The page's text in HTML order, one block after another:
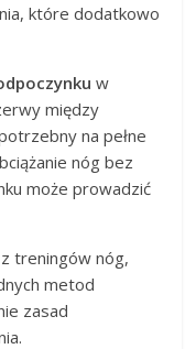
które dodatkowo
w
między
na pełne
nóg bez
może prowadzić
treningów nóg,
metod
zasad